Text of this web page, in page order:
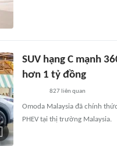
SUV hạng C mạnh
hơn 1 tỷ đồng
827liên quan
Omoda Malaysia đã chính
PHEV tại thị trường Malaysia.